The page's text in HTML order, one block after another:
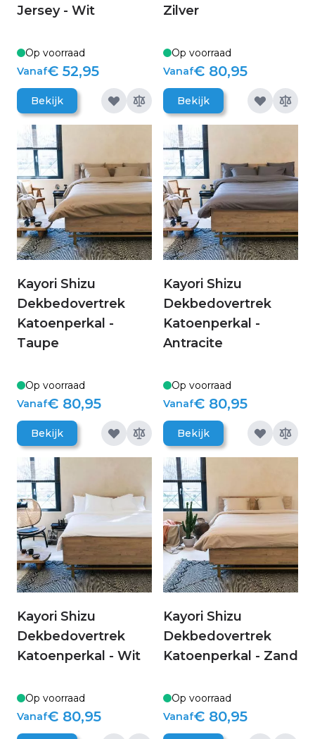
Jersey - Wit
Op voorraad
Vanaf€ 52,95
Bekijk
Zilver
Op voorraad
Vanaf€ 80,95
Bekijk
Kayori Shizu
Dekbedovertrek
Katoenperkal -
Taupe
Op voorraad
Vanaf€ 80,95
Bekijk
Kayori Shizu
Dekbedovertrek
Katoenperkal -
Antracite
Op voorraad
Vanaf€ 80,95
Bekijk
Kayori Shizu
Dekbedovertrek
Katoenperkal - Wit
Op voorraad
Vanaf€ 80,95
Kayori Shizu
Dekbedovertrek
Katoenperkal - Zand
Op voorraad
Vanaf€ 80,95